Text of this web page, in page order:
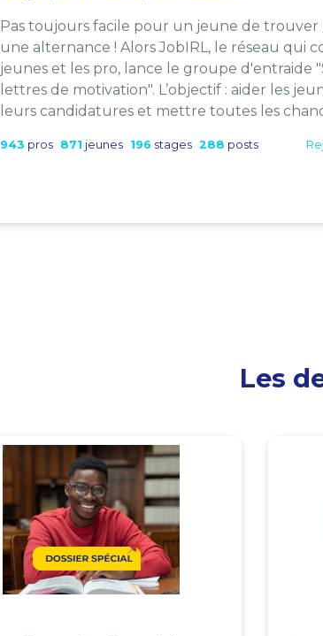
Pas toujours facile pour un jeune de trouver
une alternance ! Alors JobIRL, le réseau qui
jeunes et les pro, lance le groupe d'entraide
lettres de motivation". L’objectif : aider les
leurs candidatures et mettre toutes les
943 pros 871 jeunes 196 stages 288 posts
Les